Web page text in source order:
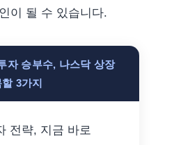
이 될 수 있습니다.
자 승부수, 나스닥 상장
3가지
전략, 지금 바로